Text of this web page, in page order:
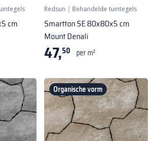
cm
Redsun | Behandelde tuintegels
Smartton SE 80x80x5 cm
Mount Denali
47,50 per m²
Organische vorm